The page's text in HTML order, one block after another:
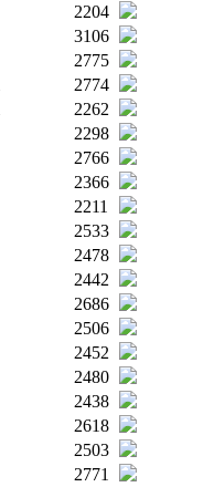
2204
3106
2775
2774
2262
2298
2766
2366
2211
2533
2478
2442
2686
2506
2452
2480
2438
2618
2503
2771